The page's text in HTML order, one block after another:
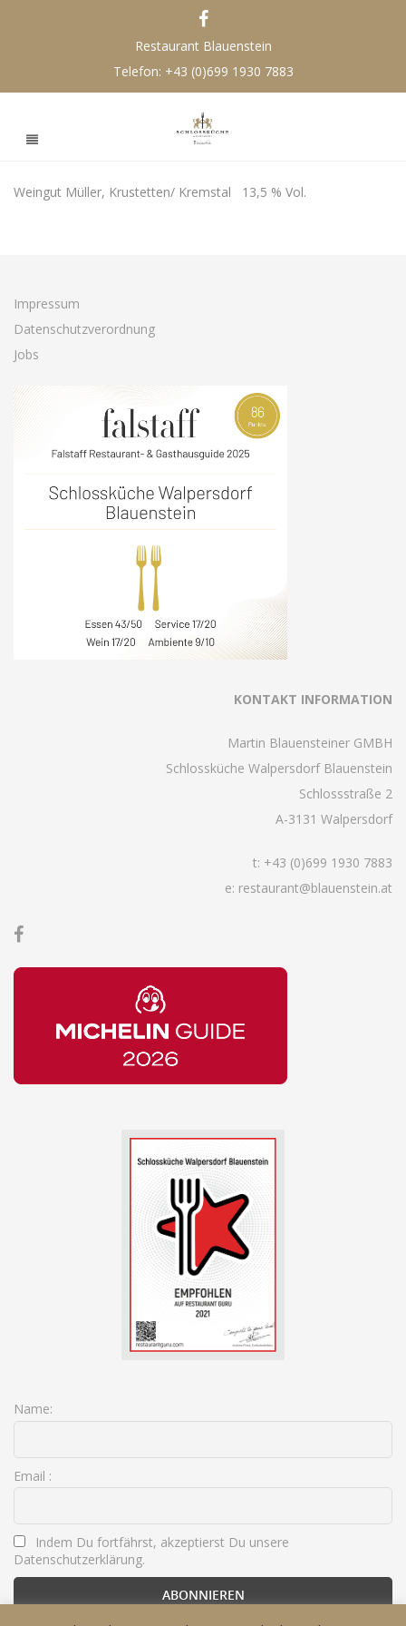
Restaurant Blauenstein
Telefon: +43 (0)699 1930 7883
Weingut Müller, Krustetten/ Kremstal 13,5 % Vol.
Impressum
Datenschutzverordnung
Jobs
KONTAKT INFORMATION
Martin Blauensteiner GMBH
Schlossküche Walpersdorf Blauenstein
Schlossstraße 2
A-3131 Walpersdorf
t: +43 (0)699 1930 7883
e: restaurant@blauenstein.at
Name:
Email :
Indem Du fortfährst, akzeptierst Du unsere
Datenschutzerklärung.